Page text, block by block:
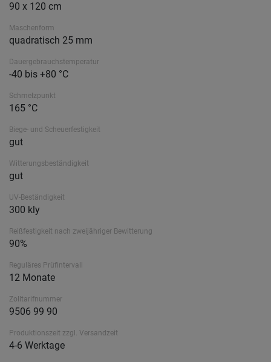
90 x 120 cm
Maschenform
quadratisch 25 mm
Dauergebrauchstemperatur
-40 bis +80 °C
Schmelzpunkt
165 °C
Biege- und Scheuerfestigkeit
gut
Witterungsbeständigkeit
gut
UV-Beständigkeit
300 kly
Reißfestigkeit nach zweijähriger Bewitterung
90%
Reguläres Prüfintervall
12 Monate
Zolltarifnummer
9506 99 90
Produktionszeit zzgl. Versandzeit
4-6 Werktage